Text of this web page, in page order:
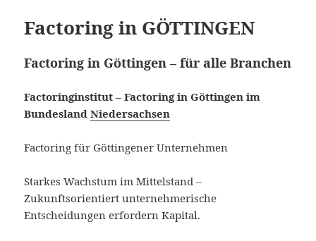
Factoring in GÖTTINGEN
Factoring in Göttingen – für alle Branchen
Factoringinstitut – Factoring in Göttingen im
BundeslandNiedersachsen
Factoring für Göttingener Unternehmen
Starkes Wachstum im Mittelstand –
Zukunftsorientiert unternehmerische
Entscheidungen erfordern Kapital.